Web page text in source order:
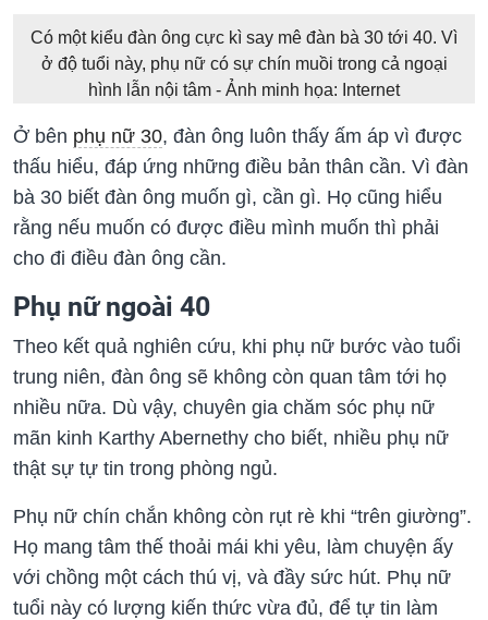
Có một kiểu đàn ông cực kì say mê đàn bà 30 tới 40. Vì
ở độ tuổi này, phụ nữ có sự chín muồi trong cả ngoại
hình lẫn nội tâm - Ảnh minh họa: Internet
Ở bên phụ nữ 30, đàn ông luôn thấy ấm áp vì được
thấu hiểu, đáp ứng những điều bản thân cần. Vì đàn
bà 30 biết đàn ông muốn gì, cần gì. Họ cũng hiểu
rằng nếu muốn có được điều mình muốn thì phải
cho đi điều đàn ông cần.
Phụ nữ ngoài 40
Theo kết quả nghiên cứu, khi phụ nữ bước vào tuổi
trung niên, đàn ông sẽ không còn quan tâm tới họ
nhiều nữa. Dù vậy, chuyên gia chăm sóc phụ nữ
mãn kinh Karthy Abernethy cho biết, nhiều phụ nữ
thật sự tự tin trong phòng ngủ.
Phụ nữ chín chắn không còn rụt rè khi “trên giường”.
Họ mang tâm thế thoải mái khi yêu, làm chuyện ấy
với chồng một cách thú vị, và đầy sức hút. Phụ nữ
tuổi này có lượng kiến thức vừa đủ, để tự tin làm